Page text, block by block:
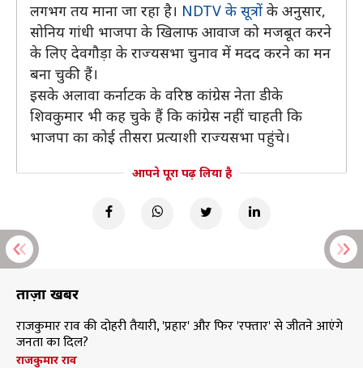
लगभग तय माना जा रहा है। NDTV के सूत्रों के अनुसार,
सोनिय गांधी भाजपा के खिलाफ आवाज को मजबूत करने
के लिए देवगौड़ा के राज्यसभा चुनाव में मदद करने का मन
बना चुकी हैं।
इसके अलावा कर्नाटक के वरिष्ठ कांग्रेस नेता डीके
शिवकुमार भी कह चुके हैं कि कांग्रेस नहीं चाहती कि
भाजपा का कोई तीसरा प्रत्याशी राज्यसभा पहुंचे।
आपने पूरा पढ़ लिया है
ताज़ा खबरें
राजकुमार राव की दोहरी तैयारी, 'प्रहार' और फिर 'रफ्तार' से जीतने आएंगे
जनता का दिल?
राजकुमार राव